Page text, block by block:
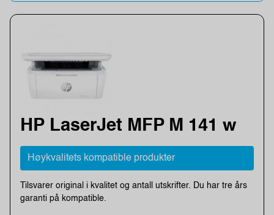
HP LaserJet MFP M 141 w
Høykvalitets kompatible produkter
Tilsvarer original i kvalitet og antall utskrifter. Du har tre års
garanti på kompatible.